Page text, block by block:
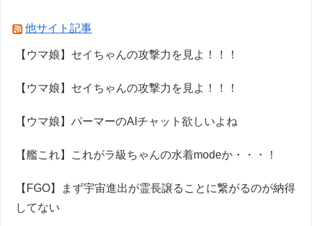
他サイト記事
【ウマ娘】セイちゃんの攻撃力を見よ！！！
【ウマ娘】セイちゃんの攻撃力を見よ！！！
【ウマ娘】パーマーのAIチャット欲しいよね
【艦これ】これがラ級ちゃんの水着modeか・・・！
【FGO】まず宇宙進出が霊長譲ることに繋がるのが納得
してない